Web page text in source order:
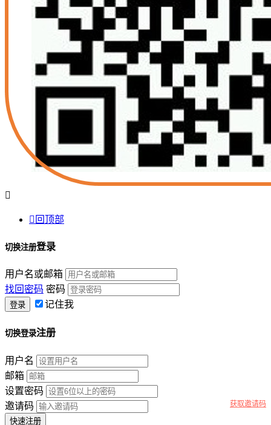

 回顶部
切换注册登录
用户名或邮箱
找回密码 密码
记住我
切换登录注册
用户名
邮箱
设置密码
邀请码
获取邀请码